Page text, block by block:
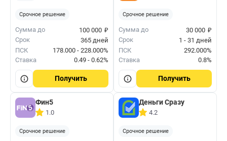
Срочное решение
Сумма до 100 000 ₽
Срок
365 дней
ПСК
178.000 - 228.000%
Ставка
0.49 - 0.62%
Получить
Срочное решение
Сумма до 30 000 ₽
Срок
1 - 31 дней
ПСК
292.000%
Ставка
0.8%
Получить
Фин5
1.0
Срочное решение
Деньги Сразу
4.2
Срочное решение